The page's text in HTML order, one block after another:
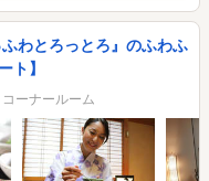
わとろっとろ』のふわふ
ト】
ーナールーム